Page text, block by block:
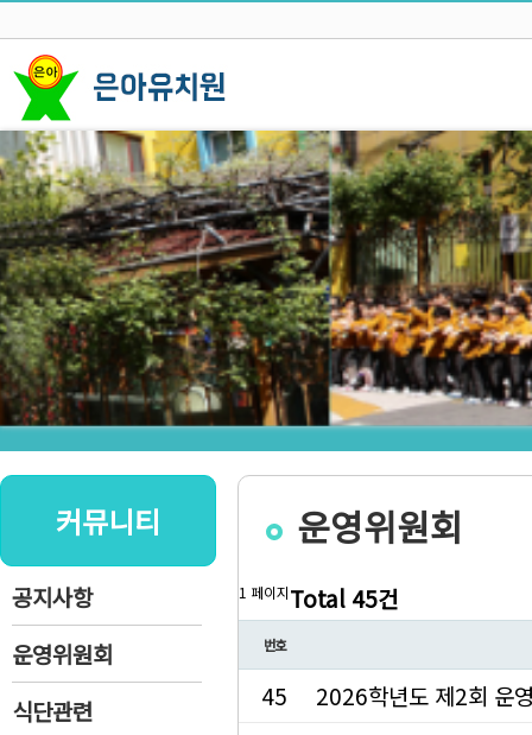
커뮤니티
공지사항
운영위원회
식단관련
운영위원회
Total 45건
1 페이지
번호
45
2026학년도 제2회 운